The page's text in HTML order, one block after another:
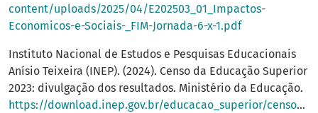
content/uploads/2025/04/E202503_01_Impactos-
Economicos-e-Sociais-_FIM-Jornada-6-x-1.pdf
Instituto Nacional de Estudos e Pesquisas Educacionais
Anísio Teixeira (INEP). (2024). Censo da Educação Superior
2023: divulgação dos resultados. Ministério da Educação.
https://download.inep.gov.br/educacao_superior/censo_superior/documentos/2023/apresentacao_censo_da_educacao_superior_2023.pdf